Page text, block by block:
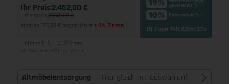
Ihr Preis:2.452,00 €
Listenpreis: 3.243,00 €
oder ab 106,33 € monatlich mit 0% Zinsen 18 Tage 16h:40m:32s
Lieferzeit 10 - 14 Wochen
Alle Preise inkl. MwSt zzgl. Versand
Altmöbelentsorgung (Hier gleich mit auswählen)